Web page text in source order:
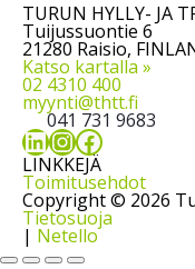
TURUN HYLLY- JA
Tuijussuontie 6
21280 Raisio,
Katso kartalla »
02 4310 400
myynti@thtt.fi
041 731 9683
LinkedIn
Instagram
Facebook
LINKKEJÄ
Toimitusehdot
Copyright © 2026
Tietosuoja
| Netello